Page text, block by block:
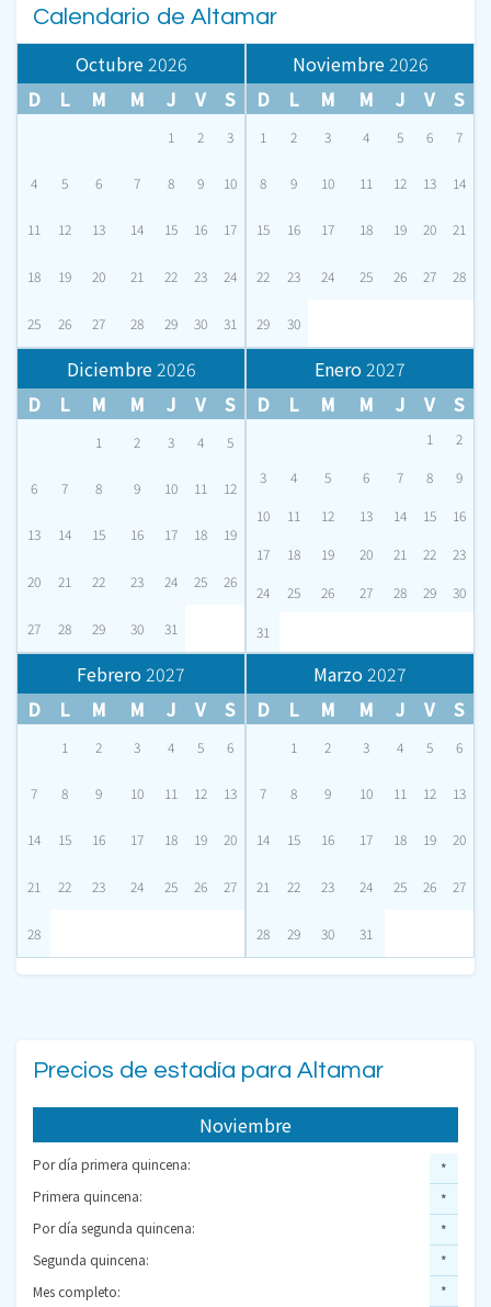
Calendario de Altamar
Octubre2026
D
L M M J V S
1 2 3
4 5 6 7 8 9 10
11 12 13 14 15 16 17
18 19 20 21 22 23 24
25 26 27 28 29 30 31
Noviembre2026
D
L M M J V S
1 2 3 4 5 6 7
8 9 10 11 12 13 14
15 16 17 18 19 20 21
22 23 24 25 26 27 28
29 30
Diciembre2026
D
L M M J V S
1 2 3 4 5
6 7 8 9 10 11 12
13 14 15 16 17 18 19
20 21 22 23 24 25 26
27 28 29 30 31
Enero2027
D
L M M J V S
1 2
3 4 5 6 7 8 9
10 11 12 13 14 15 16
17 18 19 20 21 22 23
24 25 26 27 28 29 30
31
Febrero2027
D
L M M J V S
1 2 3 4 5 6
7 8 9 10 11 12 13
14 15 16 17 18 19 20
21 22 23 24 25 26 27
28
Marzo2027
D
L M M J V S
1 2 3 4 5 6
7 8 9 10 11 12 13
14 15 16 17 18 19 20
21 22 23 24 25 26 27
28 29 30 31
Precios de estadía para Altamar
Noviembre
Por día primera quincena:
Primera quincena:
Por día segunda quincena:
Segunda quincena:
Mes completo:
*
*
*
*
*